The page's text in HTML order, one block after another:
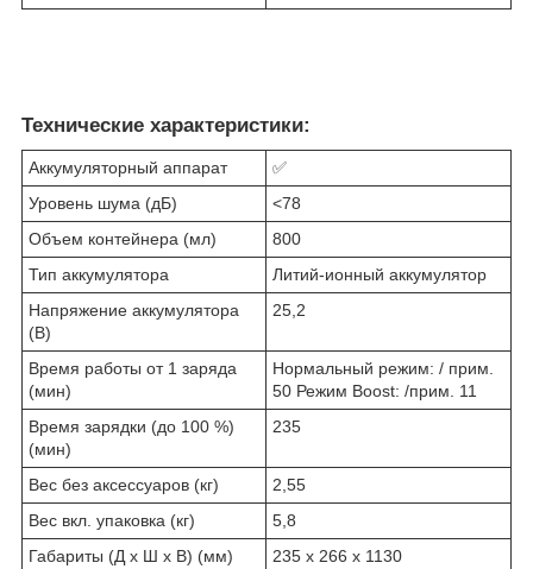
Технические характеристики:
Аккумуляторный аппарат
✅
Уровень шума (дБ)
<78
Объем контейнера (мл)
800
Тип аккумулятора
Литий-ионный аккумулятор
Напряжение аккумулятора
(В)
25,2
Время работы от 1 заряда
(мин)
Нормальный режим: / прим.
50 Режим Boost: /прим. 11
Время зарядки (до 100 %)
(мин)
235
Вес без аксессуаров (кг)
2,55
Вес вкл. упаковка (кг)
5,8
Габариты (Д x Ш x В) (мм)
235 х 266 х 1130